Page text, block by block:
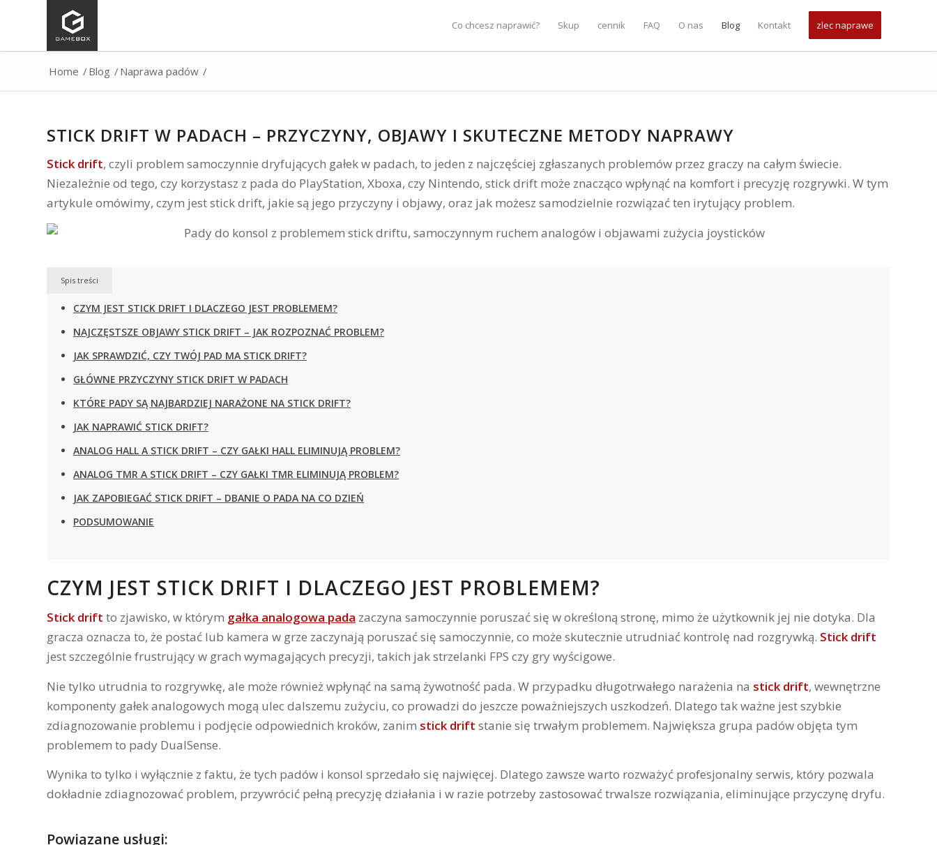
Co chcesz naprawić? Skup cennik FAQ O nas Blog Kontakt zlec naprawe
Home / Blog / Naprawa padów /
STICK DRIFT W PADACH – PRZYCZYNY, OBJAWY I SKUTECZNE METODY NAPRAWY
Stick drift, czyli problem samoczynnie dryfujących gałek w padach, to jeden z najczęściej zgłaszanych problemów przez graczy na całym świecie.
Niezależnie od tego, czy korzystasz z pada do PlayStation, Xboxa, czy Nintendo, stick drift może znacząco wpłynąć na komfort i precyzję rozgrywki. W tym
artykule omówimy, czym jest stick drift, jakie są jego przyczyny i objawy, oraz jak możesz samodzielnie rozwiązać ten irytujący problem.
Spis treści
CZYM JEST STICK DRIFT I DLACZEGO JEST PROBLEMEM?
NAJCZĘSTSZE OBJAWY STICK DRIFT – JAK ROZPOZNAĆ PROBLEM?
JAK SPRAWDZIĆ, CZY TWÓJ PAD MA STICK DRIFT?
GŁÓWNE PRZYCZYNY STICK DRIFT W PADACH
KTÓRE PADY SĄ NAJBARDZIEJ NARAŻONE NA STICK DRIFT?
JAK NAPRAWIĆ STICK DRIFT?
ANALOG HALL A STICK DRIFT – CZY GAŁKI HALL ELIMINUJĄ PROBLEM?
ANALOG TMR A STICK DRIFT – CZY GAŁKI TMR ELIMINUJĄ PROBLEM?
JAK ZAPOBIEGAĆ STICK DRIFT – DBANIE O PADA NA CO DZIEŃ
PODSUMOWANIE
CZYM JEST STICK DRIFT I DLACZEGO JEST PROBLEMEM?
Stick drift to zjawisko, w którym gałka analogowa pada zaczyna samoczynnie poruszać się w określoną stronę, mimo że użytkownik jej nie dotyka. Dla
gracza oznacza to, że postać lub kamera w grze zaczynają poruszać się samoczynnie, co może skutecznie utrudniać kontrolę nad rozgrywką. Stick drift
jest szczególnie frustrujący w grach wymagających precyzji, takich jak strzelanki FPS czy gry wyścigowe.
Nie tylko utrudnia to rozgrywkę, ale może również wpłynąć na samą żywotność pada. W przypadku długotrwałego narażenia na stick drift, wewnętrzne
komponenty gałek analogowych mogą ulec dalszemu zużyciu, co prowadzi do jeszcze poważniejszych uszkodzeń. Dlatego tak ważne jest szybkie
zdiagnozowanie problemu i podjęcie odpowiednich kroków, zanim stick drift stanie się trwałym problemem. Największa grupa padów objęta tym
problemem to pady DualSense.
Wynika to tylko i wyłącznie z faktu, że tych padów i konsol sprzedało się najwięcej. Dlatego zawsze warto rozważyć profesjonalny serwis, który pozwala
dokładnie zdiagnozować problem, przywrócić pełną precyzję działania i w razie potrzeby zastosować trwalsze rozwiązania, eliminujące przyczynę dryfu.
Powiązane usługi: